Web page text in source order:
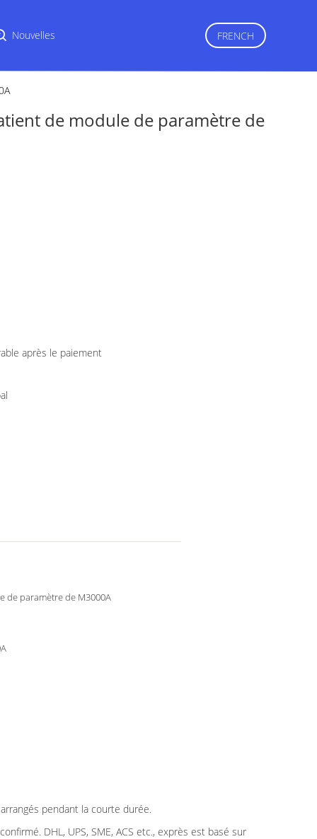
Nouvelles FRENCH
de module de paramètre de
après le paiement
de paramètre de M3000A
pendant la courte durée.
DHL, UPS, SME, ACS etc., exprès est basé sur